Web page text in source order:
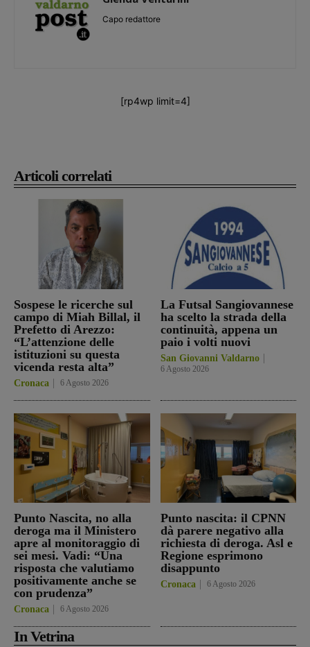
Articoli correlati
Sospese le ricerche sul
campo di Miah Billal, il
Prefetto di Arezzo:
“L’attenzione delle
istituzioni su questa
vicenda resta alta”
Cronaca 6 Agosto 2026
La Futsal Sangiovannese
ha scelto la strada della
continuità, appena un
paio i volti nuovi
San Giovanni Valdarno
6 Agosto 2026
Punto Nascita, no alla
deroga ma il Ministero
apre al monitoraggio di
sei mesi. Vadi: “Una
risposta che valutiamo
positivamente anche se
con prudenza”
Cronaca 6 Agosto 2026
Punto nascita: il CPNN
dà parere negativo alla
richiesta di deroga. Asl e
Regione esprimono
disappunto
Cronaca 6 Agosto 2026
In Vetrina
Capo redattore
[rp4wp limit=4]